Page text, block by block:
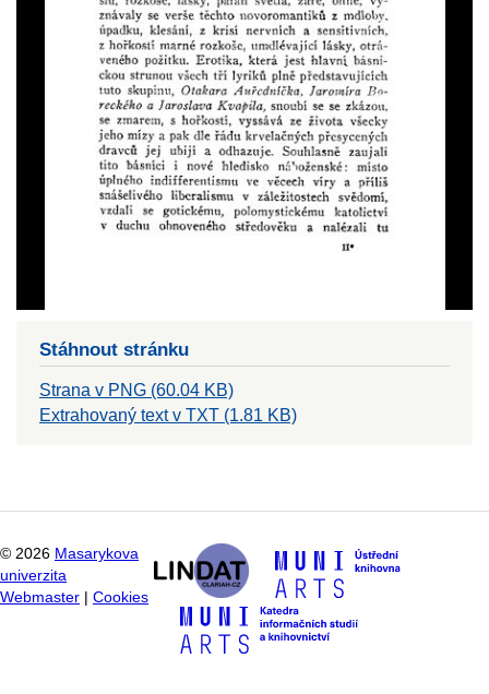
Stáhnout stránku
Strana v PNG (60.04 KB)
Extrahovaný text v TXT (1.81 KB)
© 2026 Masarykova
univerzita
Webmaster
Cookies